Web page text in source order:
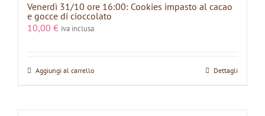
Venerdì 31/10 ore 16:00: Cookies impasto al cacao
e gocce di cioccolato
10,00 € iva inclusa
Aggiungi al carrello Dettagli